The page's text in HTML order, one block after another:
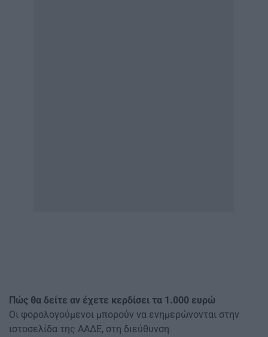
Πώς θα δείτε αν έχετε κερδίσει τα 1.000 ευρώ
Οι φορολογούμενοι μπορούν να ενημερώνονται στην
ιστοσελίδα της ΑΑΔΕ, στη διεύθυνση